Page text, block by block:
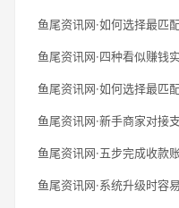
鱼尾资讯网·如何选择最匹
鱼尾资讯网·四种看似赚钱
鱼尾资讯网·如何选择最匹
鱼尾资讯网·新手商家对接
鱼尾资讯网·五步完成收款
鱼尾资讯网·系统升级时容